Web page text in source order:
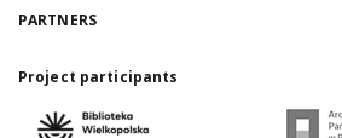
PARTNERS
Project participants